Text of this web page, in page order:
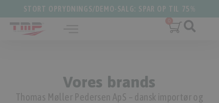
STORT OPRYDNINGS/DEMO-SALG: SPAR OP TIL 75%
Vores brands
Thomas Møller Pedersen ApS – dansk importør og